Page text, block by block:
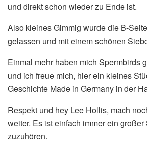
und direkt schon wieder zu Ende ist.
Also kleines Gimmig wurde die B-
gelassen und mit einem schönen
Einmal mehr haben mich Spermbirds
und ich freue mich, hier ein kleines
Geschichte Made in Germany in der
Respekt und hey Lee Hollis, mach
weiter. Es ist einfach immer ein
zuzuhören.